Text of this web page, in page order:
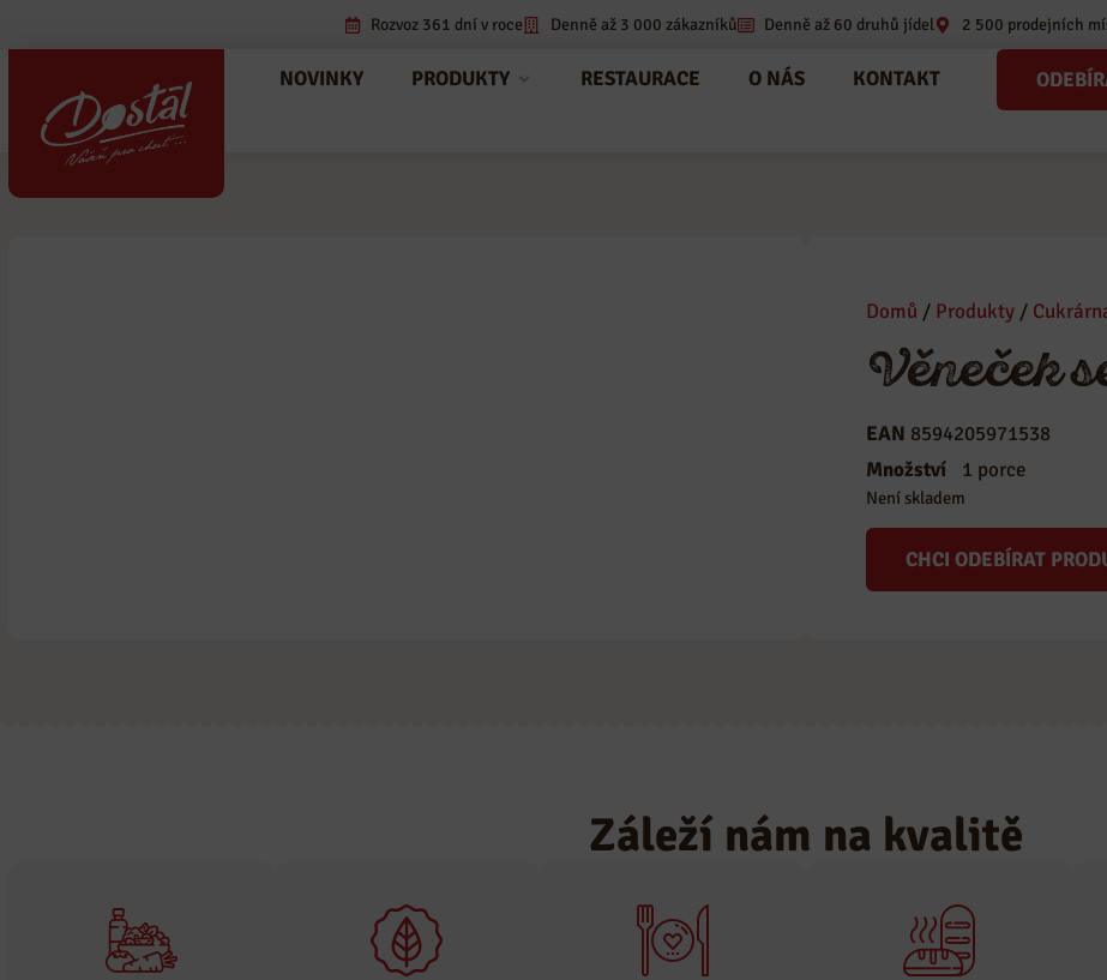
Rozvoz 361 dní v roce Denně až 3 000 zákazníků Denně až 60 druhů jídel 2 500 prodejních
NOVINKY PRODUKTY RESTAURACE O NÁS KONTAKT
Domů / Produkty /
Věneček
EAN 8594205971538
Kategorie
Cukrárna
Množství 1 porce
Není skladem
CHCI ODEBÍRAT
Záleží nám na kvalitě